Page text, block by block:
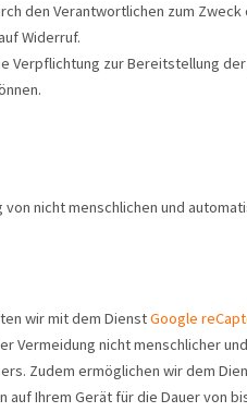
den Verantwortlichen zum
Widerruf.
zur Bereitstellung
nicht menschlichen und
wir mit dem DienstGoogle
Vermeidung nicht menschlicher
Zudem ermöglichen wir dem
Ihrem Gerät für die Dauer von